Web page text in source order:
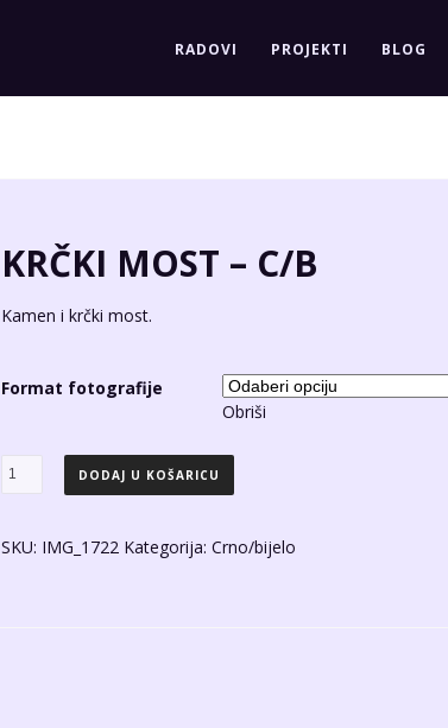
RADOVI PROJEKTI BLOG
KRČKI MOST – C/B
Kamen i krčki most.
Format fotografije
Obriši
Krčki
c/b
DODAJ U KOŠARICU
SKU: IMG_1722 Kategorija: Crno/bijelo